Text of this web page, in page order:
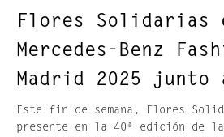
Flores Solidarias
Mercedes-Benz
Madrid 2025 junto
Este fin de semana, Flores
presente en la 40ª edición de la